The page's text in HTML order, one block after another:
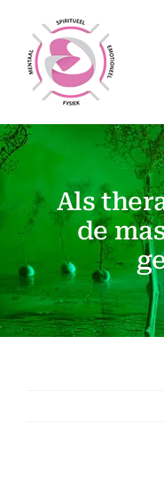
inhoud
Als
de